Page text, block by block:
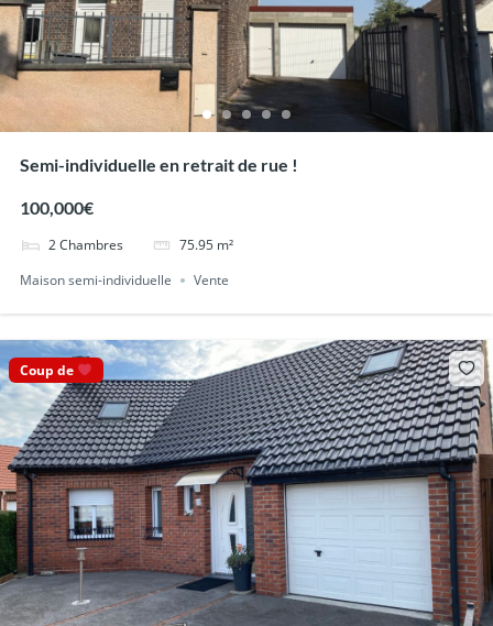
Semi-individuelle en retrait de rue !
100,000€
2Chambres 75.95 m²
Maison semi-individuelle
Vente
Coup de